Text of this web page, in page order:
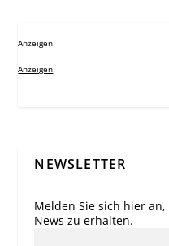
Anzeigen
Anzeigen
NEWSLETTER
Melden Sie sich hier
News zu erhalten.